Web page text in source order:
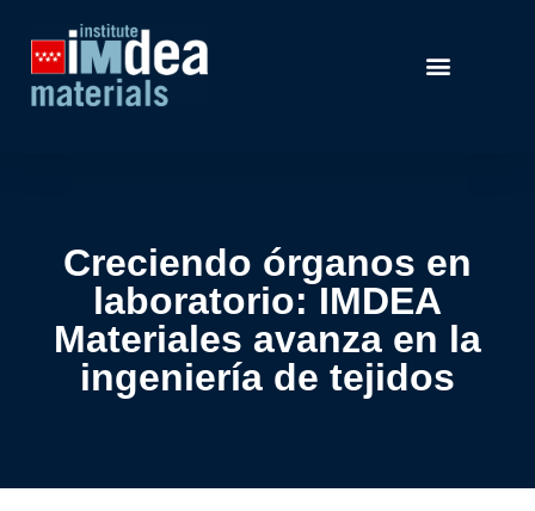
Creciendo órganos en
laboratorio: IMDEA
Materiales avanza en la
ingeniería de tejidos